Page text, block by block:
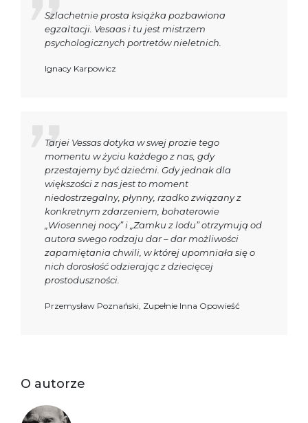
Szlachetnie prosta książka pozbawiona
egzaltacji. Vesaas i tu jest mistrzem
psychologicznych portretów nieletnich.
Ignacy Karpowicz
Tarjei Vessas dotyka w swej prozie tego
momentu w życiu każdego z nas, gdy
przestajemy być dziećmi. Gdy jednak dla
większości z nas jest to moment
niedostrzegalny, płynny, rzadko związany z
konkretnym zdarzeniem, bohaterowie
„Wiosennej nocy” i „Zamku z lodu” otrzymują od
autora swego rodzaju dar – dar możliwości
zapamiętania chwili, w której upomniała się o
nich dorosłość odzierając z dziecięcej
prostoduszności.
Przemysław Poznański, Zupełnie Inna Opowieść
O autorze